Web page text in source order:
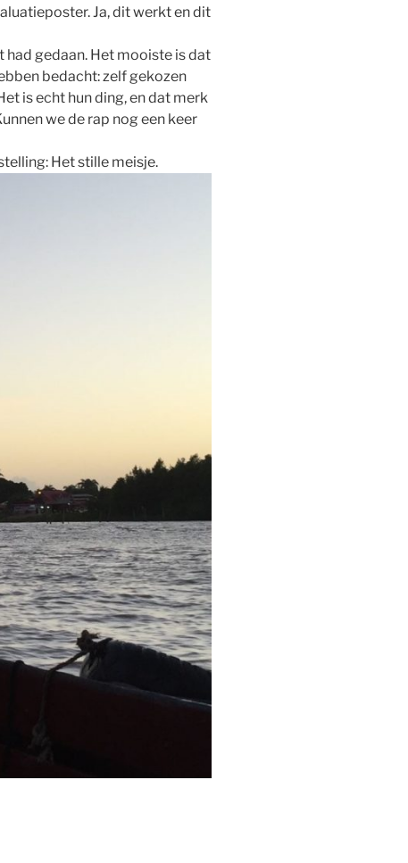
Ja, dit werkt en dit
had gedaan. Het mooiste is dat
bedacht: zelf gekozen
is echt hun ding, en dat merk
we de rap nog een keer
Het stille meisje.